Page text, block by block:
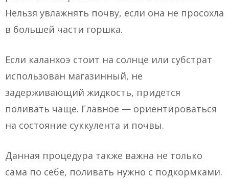
Нельзя увлажнять почву, если она не просохла
в большей части горшка.
Если каланхоэ стоит на солнце или субстрат
использован магазинный, не
задерживающий жидкость, придется
поливать чаще. Главное — ориентироваться
на состояние суккулента и почвы.
Данная процедура также важна не только
сама по себе, поливать нужно с подкормками.